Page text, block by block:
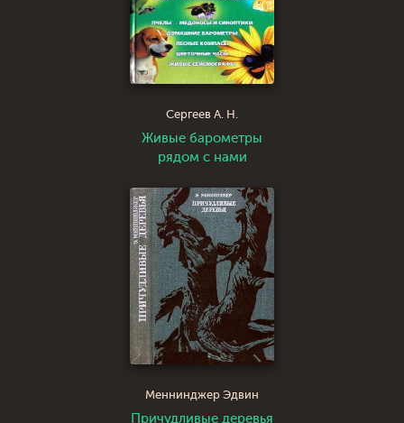
Сергеев А. Н.
Живые барометры
рядом с нами
Меннинджер Эдвин
Причудливые деревья